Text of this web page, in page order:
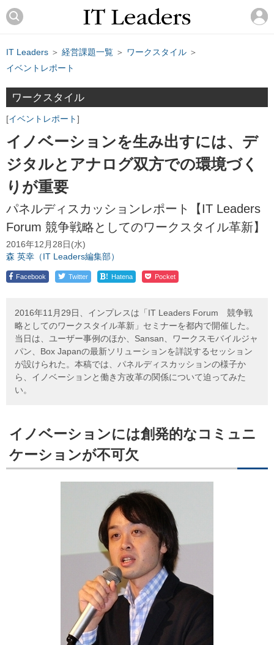
IT Leaders ＞ 経営課題一覧 ＞ ワークスタイル ＞
イベントレポート
ワークスタイル
イベントレポート
イノベーションを生み出すには、デ
ジタルとアナログ双方での環境づく
りが重要
パネルディスカッションレポート【IT Leaders
Forum 競争戦略としてのワークスタイル革新】
2016年12月28日(水)
森 英幸（IT Leaders編集部）
Facebook Twitter ! Hatena Pocket
2016年11月29日、インプレスは「IT Leaders Forum 競争戦
略としてのワークスタイル革新」セミナーを都内で開催した。
当日は、ユーザー事例のほか、Sansan、ワークスモバイルジャ
パン、Box Japanの最新ソリューションを詳説するセッション
が設けられた。本稿では、パネルディスカッションの様子か
ら、イノベーションと働き方改革の関係について迫ってみた
い。
イノベーションには創発的なコミュニ
ケーションが不可欠